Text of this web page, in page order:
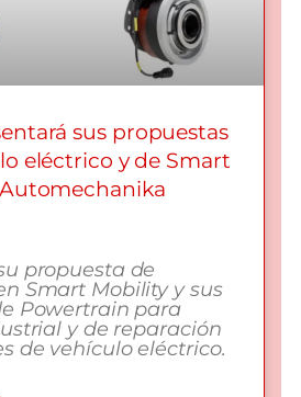
sus propuestas
eléctrico y de Smart
propuesta de
Smart Mobility y sus
Powertrain para
y de reparación
de vehículo eléctrico.